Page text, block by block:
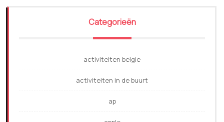
Categorieën
activiteiten belgie
activiteiten in de buurt
ap